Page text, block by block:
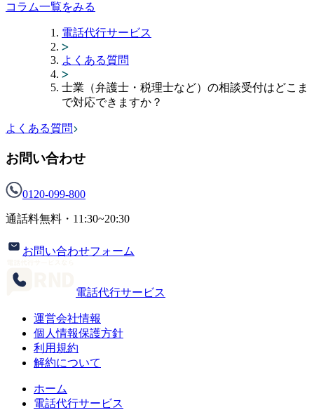
コラム一覧をみる
電話代行サービス
よくある質問
士業（弁護士・税理士など）の相談受付はどこま
で対応できますか？
よくある質問
お問い合わせ
0120-099-800
通話料無料・ 11:30~20:30
お問い合わせフォーム
電話代行サービス
運営会社情報
個人情報保護方針
利用規約
解約について
ホーム
電話代行サービス